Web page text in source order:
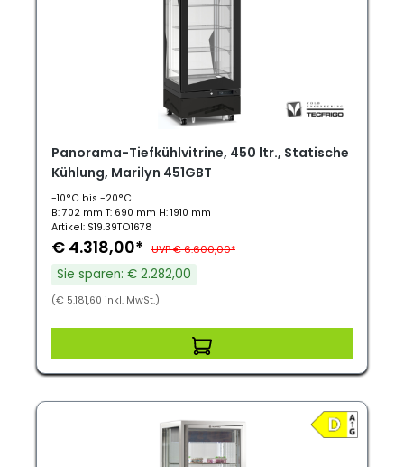
Panorama-Tiefkühlvitrine, 450 ltr., Statische
Kühlung, Marilyn 451GBT
-10°C bis -20°C
B: 702 mm T: 690 mm H: 1910 mm
Artikel: S19.39TO1678
€ 4.318,00* UVP € 6.600,00*
Sie sparen: € 2.282,00
(€ 5.181,60 inkl. MwSt.)